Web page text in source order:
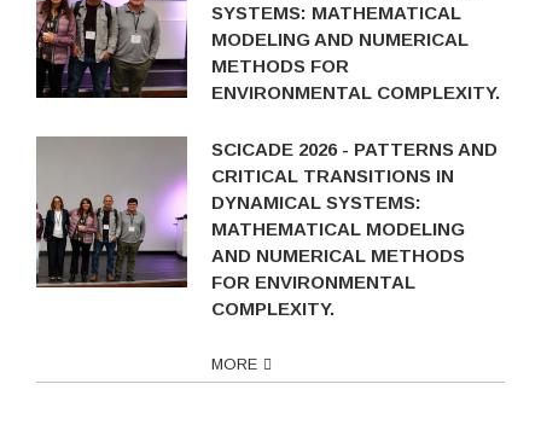
SYSTEMS: MATHEMATICAL
MODELING AND NUMERICAL
METHODS FOR
ENVIRONMENTAL COMPLEXITY.
SCICADE 2026 - PATTERNS AND
CRITICAL TRANSITIONS IN
DYNAMICAL SYSTEMS:
MATHEMATICAL MODELING
AND NUMERICAL METHODS
FOR ENVIRONMENTAL
COMPLEXITY.
MORE